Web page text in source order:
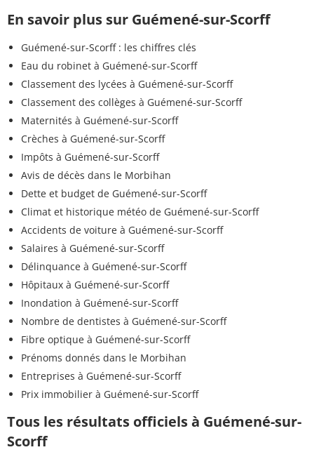
En savoir plus sur Guémené-sur-Scorff
Guémené-sur-Scorff : les chiffres clés
Eau du robinet à Guémené-sur-Scorff
Classement des lycées à Guémené-sur-Scorff
Classement des collèges à Guémené-sur-Scorff
Maternités à Guémené-sur-Scorff
Crèches à Guémené-sur-Scorff
Impôts à Guémené-sur-Scorff
Avis de décès dans le Morbihan
Dette et budget de Guémené-sur-Scorff
Climat et historique météo de Guémené-sur-Scorff
Accidents de voiture à Guémené-sur-Scorff
Salaires à Guémené-sur-Scorff
Délinquance à Guémené-sur-Scorff
Hôpitaux à Guémené-sur-Scorff
Inondation à Guémené-sur-Scorff
Nombre de dentistes à Guémené-sur-Scorff
Fibre optique à Guémené-sur-Scorff
Prénoms donnés dans le Morbihan
Entreprises à Guémené-sur-Scorff
Prix immobilier à Guémené-sur-Scorff
Tous les résultats officiels à Guémené-sur-
Scorff